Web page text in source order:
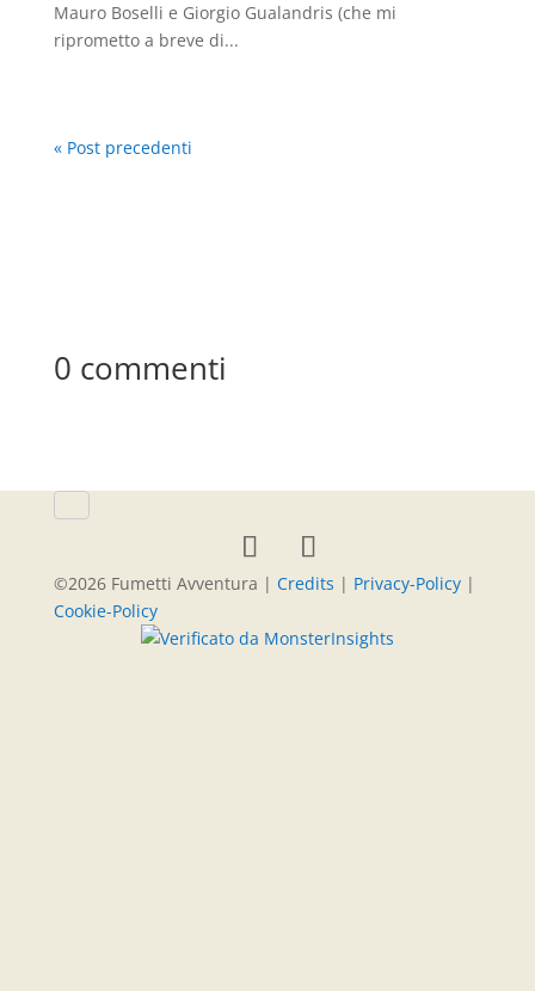
Mauro Boselli e Giorgio Gualandris (che mi
riprometto a breve di...
« Post precedenti
0 commenti
©2026Fumetti Avventura | Credits | Privacy-Policy|
Cookie-Policy